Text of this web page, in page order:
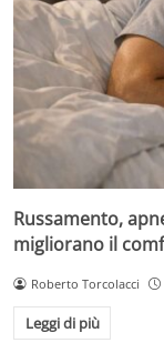
Russamento,
migliorano il
Roberto Torcolacci
Leggi di più